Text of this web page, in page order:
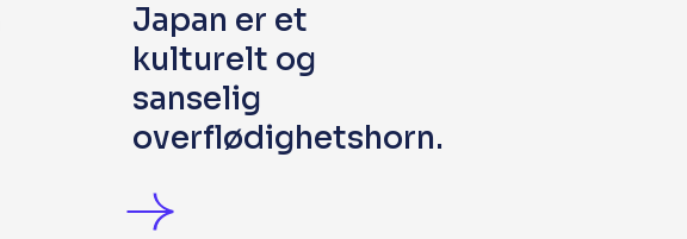
Japan er et
kulturelt og
sanselig
overflødighetshorn.